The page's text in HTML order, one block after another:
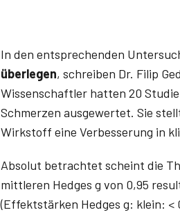
In den entsprechenden
überlegen, schreiben Dr. ­Filip
Wissenschaftler hatten 20
Schmerzen ausgewertet. Sie
Wirkstoff eine Verbesserung in
Absolut betrachtet scheint die
mittleren Hedges g von 0,95
(Effektstärken Hedges g: klein: